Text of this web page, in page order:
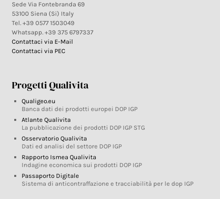
Sede Via Fontebranda 69
53100 Siena (Si) Italy
Tel. +39 0577 1503049
Whatsapp. +39 375 6797337
Contattaci via E-Mail
Contattaci via PEC
Progetti Qualivita
Qualigeo.eu
Banca dati dei prodotti europei DOP IGP
Atlante Qualivita
La pubblicazione dei prodotti DOP IGP STG
Osservatorio Qualivita
Dati ed analisi del settore DOP IGP
Rapporto Ismea Qualivita
Indagine economica sui prodotti DOP IGP
Passaporto Digitale
Sistema di anticontraffazione e tracciabilità per le dop IGP